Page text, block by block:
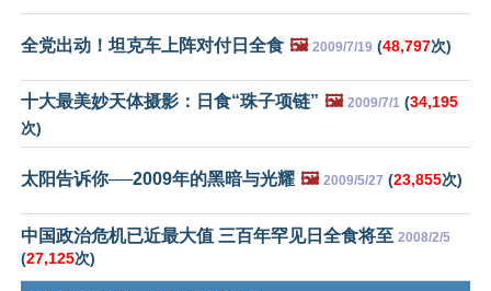
全党出动！坦克车上阵对付日全食 🖼️ 2009/7/19 (48,797次)
十大最美妙天体摄影：日食“珠子项链” 🖼️ 2009/7/1 (34,195
次)
太阳告诉你──2009年的黑暗与光耀 🖼️ 2009/5/27 (23,855次)
中国政治危机已近最大值 三百年罕见日全食将至 2008/2/5
(27,125次)